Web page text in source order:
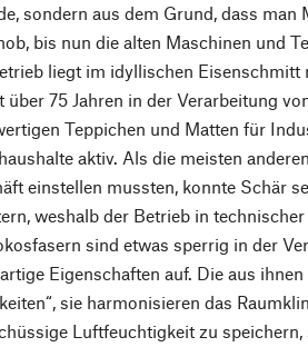
sondern aus dem Grund, dass man
bis nun die alten Maschinen und
liegt im idyllischen Eisenschmitt
über 75 Jahren in der Verarbeitung
Teppichen und Matten für
aktiv. Als die meisten
einstellen mussten, konnte Schär
weshalb der Betrieb in
sind etwas sperrig in der
Eigenschaften auf. Die aus
sie harmonisieren das
Luftfeuchtigkeit zu